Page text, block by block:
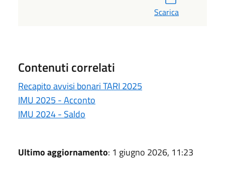
Scarica
Contenuti correlati
Recapito avvisi bonari TARI 2025
IMU 2025 - Acconto
IMU 2024 - Saldo
Ultimo aggiornamento: 1 giugno 2026, 11:23